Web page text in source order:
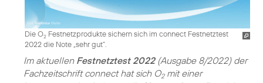
Die O2 Festnetzprodukte sichern sich im connect Festnetztest
2022 die Note „sehr gut“.
Im aktuellen Festnetztest 2022(Ausgabe 8/2022) der
Fachzeitschrift connect hat sich O2mit einer